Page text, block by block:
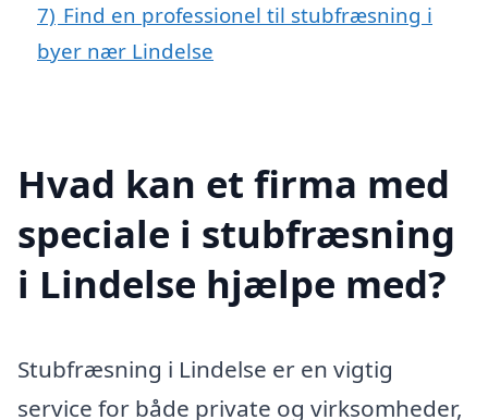
7) Find en professionel til stubfræsning i
byer nær Lindelse
Hvad kan et firma med
speciale i stubfræsning
i Lindelse hjælpe med?
Stubfræsning i Lindelse er en vigtig
service for både private og virksomheder,